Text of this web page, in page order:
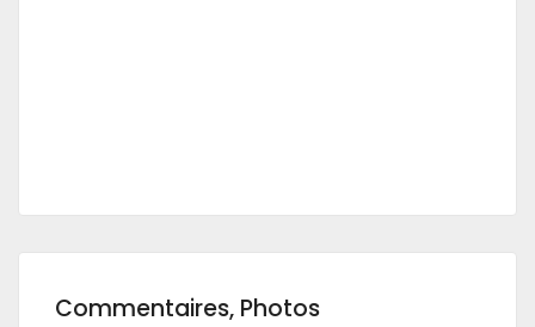
Commentaires, Photos